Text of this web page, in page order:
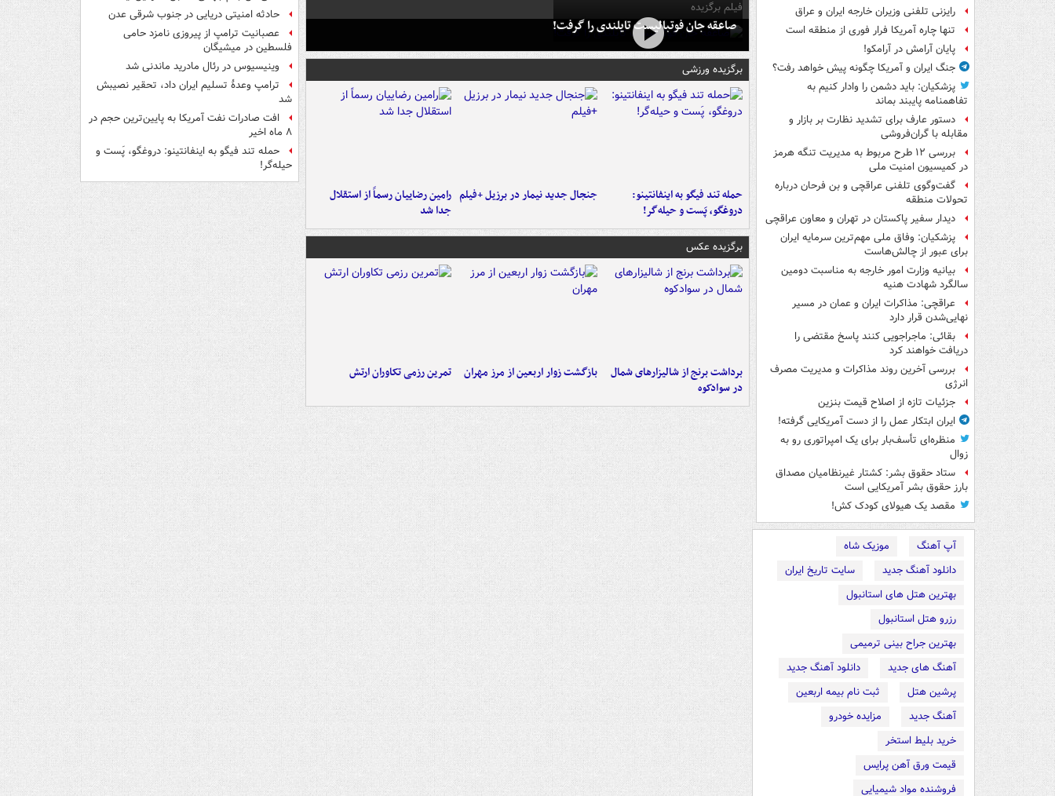
رایزنی تلفنی وزیران خارجه ایران و عراق
تنها چاره آمریکا فرار فوری از منطقه است
پایان آرامش در آرامکو!
جنگ ایران و آمریکا چگونه پیش خواهد رفت؟
پزشکیان: باید دشمن را وادار کنیم به
تفاهم‎نامه پایبند بماند
دستور عارف برای تشدید نظارت بر بازار و
مقابله با گران‌فروشی
بررسی ۱۲ طرح مربوط به مدیریت تنگه هرمز
در کمیسیون امنیت ملی
گفت‌وگوی تلفنی عراقچی و بن فرحان درباره
تحولات منطقه
دیدار سفیر پاکستان در تهران و معاون عراقچی
پزشکیان: وفاق ملی مهم‌ترین سرمایه ایران
برای عبور از چالش‌هاست
بیانیه وزارت امور خارجه به مناسبت دومین
سالگرد شهادت هنیه
عراقچی: مذاکرات ایران و عمان در مسیر
نهایی‌شدن قرار دارد
بقائی: ماجراجویی کنند پاسخ مقتضی را
دریافت خواهند کرد
بررسی آخرین روند مذاکرات و مدیریت مصرف
انرژی
جزئیات تازه از اصلاح قیمت بنزین
ایران ابتکار عمل را از دست آمریکایی‌ گرفته!
منظره‌ای تأسف‌بار برای یک امپراتوری رو به
زوال
ستاد حقوق بشر: کشتار غیرنظامیان مصداق
بارز حقوق بشر آمریکایی است
مقصد یک هیولای کودک کش!
آپ آهنگ
موزیک شاه
دانلود آهنگ جدید
سایت تاریخ ایران
بهترین هتل های استانبول
رزرو هتل استانبول
بهترین جراح بینی ترمیمی
آهنگ های جدید
دانلود آهنگ جدید
پرشین هتل
ثبت نام بیمه اربعین
آهنگ جدید
مزایده خودرو
خرید بلیط استخر
قیمت ورق آهن پرایس
فروشنده مواد شیمیایی
فیلم برگزیده
صاعقه جان فوتبالیست تایلندی را گرفت!
برگزیده ورزشی
حمله تند فیگو به اینفانتینو:
دروغگو، پَست‌ و حیله‌گر!
جنجال جدید نیمار در برزیل +فیلم رامین رضاییان رسماً از استقلال
جدا شد
برگزیده عکس
برداشت برنج از شالیزارهای شمال
در سوادکوه
بازگشت زوار اربعین از مرز مهران تمرین رزمی تکاوران ارتش
حادثه امنیتی دریایی در جنوب شرقی عدن
عصبانیت ترامپ از پیروزی نامزد حامی
فلسطین در میشیگان
وینیسیوس در رئال مادرید ماندنی شد
ترامپ وعدۀ تسلیم ایران داد، تحقیر نصیبش
شد
افت صادرات نفت آمریکا به پایین‌ترین حجم در
۸ ماه اخیر
حمله تند فیگو به اینفانتینو: دروغگو، پَست‌ و
حیله‌گر!